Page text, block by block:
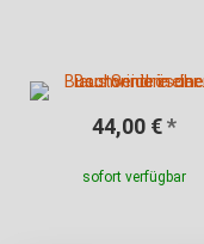
44,00 € *
sofort verfügbar